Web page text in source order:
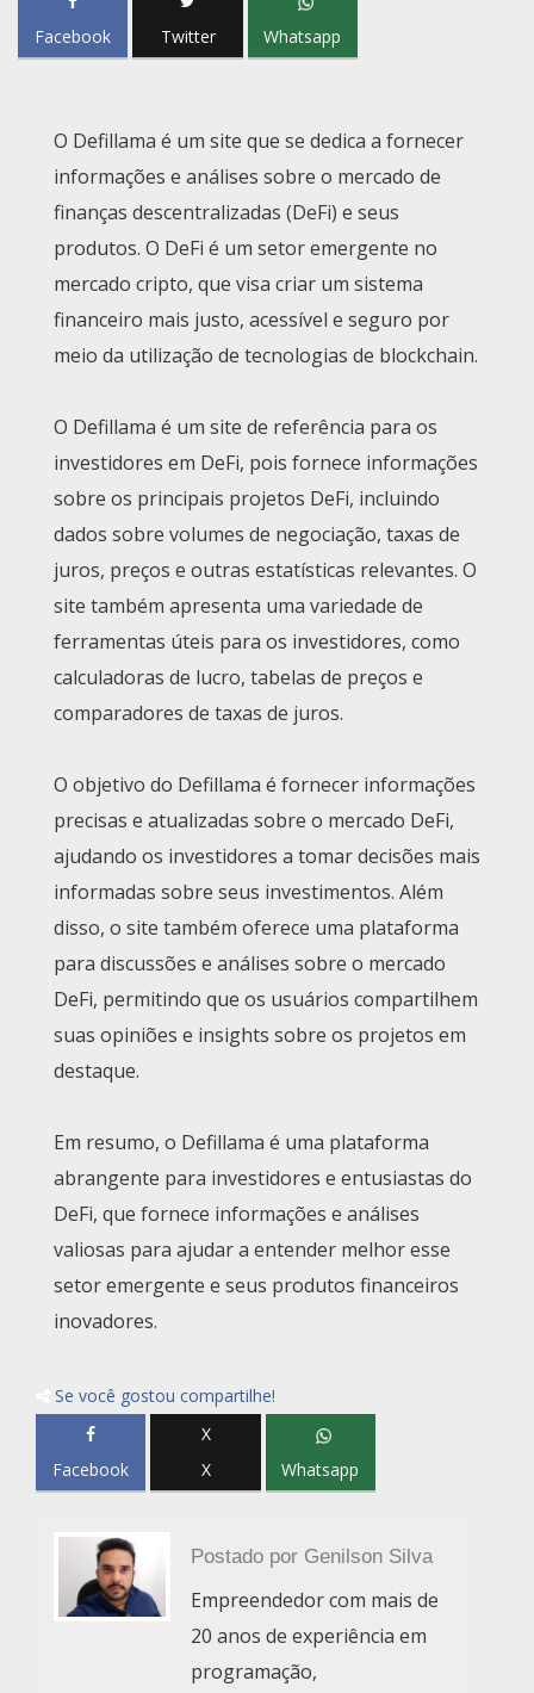
Facebook Twitter Whatsapp
O Defillama é um site que se dedica a fornecer
informações e análises sobre o mercado de
finanças descentralizadas (DeFi) e seus
produtos. O DeFi é um setor emergente no
mercado cripto, que visa criar um sistema
financeiro mais justo, acessível e seguro por
meio da utilização de tecnologias de blockchain.
O Defillama é um site de referência para os
investidores em DeFi, pois fornece informações
sobre os principais projetos DeFi, incluindo
dados sobre volumes de negociação, taxas de
juros, preços e outras estatísticas relevantes. O
site também apresenta uma variedade de
ferramentas úteis para os investidores, como
calculadoras de lucro, tabelas de preços e
comparadores de taxas de juros.
O objetivo do Defillama é fornecer informações
precisas e atualizadas sobre o mercado DeFi,
ajudando os investidores a tomar decisões mais
informadas sobre seus investimentos. Além
disso, o site também oferece uma plataforma
para discussões e análises sobre o mercado
DeFi, permitindo que os usuários compartilhem
suas opiniões e insights sobre os projetos em
destaque.
Em resumo, o Defillama é uma plataforma
abrangente para investidores e entusiastas do
DeFi, que fornece informações e análises
valiosas para ajudar a entender melhor esse
setor emergente e seus produtos financeiros
inovadores.
Se você gostou compartilhe!
Facebook
X
X
Whatsapp
Postado por Genilson Silva
Empreendedor com mais de
20 anos de experiência em
programação,